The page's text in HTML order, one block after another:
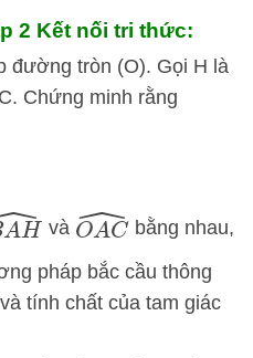
2 Kết nối tri thức:
đường tròn (O). Gọi H là
Chứng minh rằng
A H^ và O AC^
bằng nhau,
pháp bắc cầu thông
tính chất của tam giác